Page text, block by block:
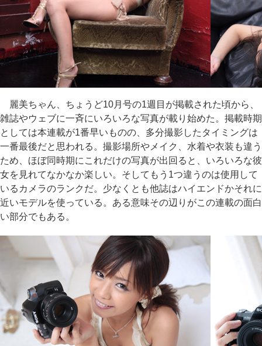
麗美ちゃん、ちょうど10月号の1週目が掲載された頃から、
雑誌やウェブに一斉にいろいろな写真が載り始めた。掲載時期
としては本連載が1番早いものの、多分撮影したタイミングは
一番最後だと思われる。撮影場所やメイク、水着や衣装も違う
ため、ほぼ同時期にこれだけの写真が出回ると、いろいろな彼
女を見れてなかなか楽しい。そしてもう1つ違うのは使用して
いるカメラのランクだ。少なくとも他誌はハイエンドかそれに
近いモデルを使っている。ある意味その辺りがこの連載の面白
い部分でもある。